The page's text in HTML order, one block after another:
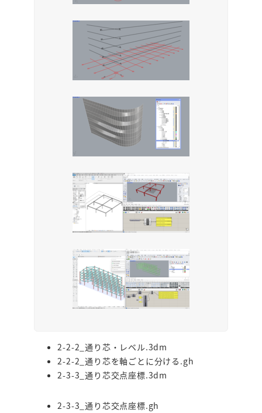
2-2-2_通り芯・レベル.3dm
2-2-2_通り芯を軸ごとに分ける.gh
2-3-3_通り芯交点座標.3dm
2-3-3_通り芯交点座標.gh